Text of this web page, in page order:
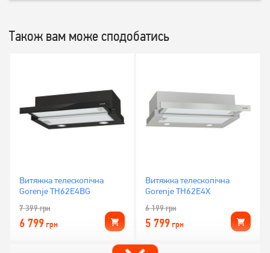
Також вам може сподобатись
Витяжка телескопічна
Gorenje TH62E4BG
7 399грн
6 799грн
Витяжка телескопічна
Gorenje TH62E4X
6 199грн
5 799грн